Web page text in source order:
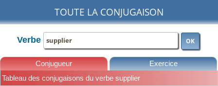
TOUTE LA CONJUGAISON
Verbe OK
Conjugueur Exercice
Tableau des conjugaisons du verbe supplier